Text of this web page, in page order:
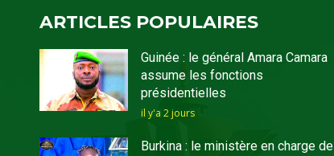
ARTICLES POPULAIRES
Guinée : le général Amara Camara
assume les fonctions
présidentielles
il y'a 2 jours
Burkina : le ministère en charge de